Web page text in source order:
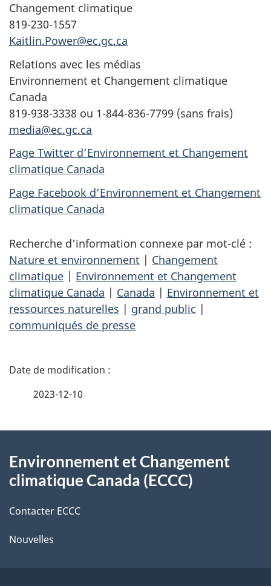
Changement climatique
819-230-1557
Kaitlin.Power@ec.gc.ca
Relations avec les médias
Environnement et Changement climatique
Canada
819-938-3338 ou 1-844-836-7799 (sans frais)
media@ec.gc.ca
Page Twitter d’Environnement et Changement
climatique Canada
Page Facebook d’Environnement et Changement
climatique Canada
Recherche d'information connexe par mot-clé :
Nature et environnement | Changement
climatique | Environnement et Changement
climatique Canada | Canada | Environnement et
ressources naturelles | grand public |
communiqués de presse
D
i
s
d
2023-12-10
propos
ce
site
Environnement et Changement
climatique Canada (ECCC)
Contacter ECCC
Nouvelles